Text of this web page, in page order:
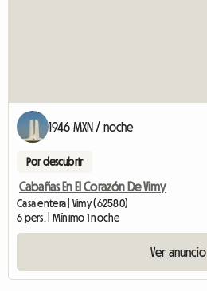
1946 MXN / noche
Por descubrir
Cabañas En El Corazón De Vimy
Casa entera | Vimy (62580)
6 pers. | Mínimo 1 noche
Ver anuncio